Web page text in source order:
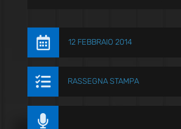
 12 FEBBRAIO 2014
 RASSEGNA STAMPA
